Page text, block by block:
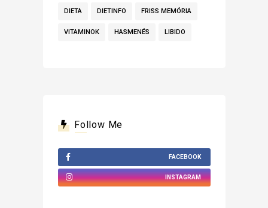
DIETA DIETINFO FRISS MEMÓRIA
VITAMINOK HASMENÉS LIBIDO
Follow Me
FACEBOOK
INSTAGRAM